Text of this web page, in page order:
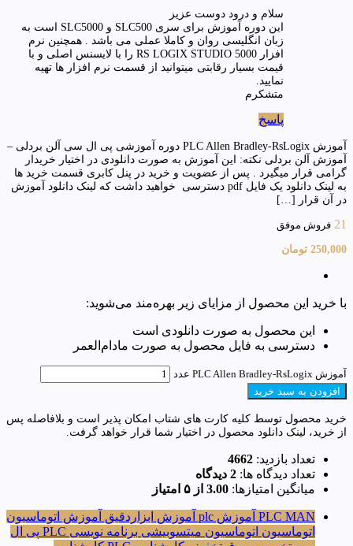
سلام و درود دوست عزیز
این دوره آموزش برای سری SLC500 و SLC5000 است به
زبان انگلیسی روان و کاملا عملی می باشد . همچنین نرم
افزار RS LOGIX STUDIO 5000 را با لایسنس اصلی و با
قیمت بسیار رقابتی میتوانید از قسمت نرم افزار ها تهیه
نمایید.
متشکرم
پاسخ
آموزش PLC Allen Bradley-RsLogix دوره آموزشی پی ال سی آلن بردلی –
آموزش آلن بردلی نکته: این آموزش به صورت دانلودی در اختیار خریدار
گرامی قرار میگیرد . پس از عضویت و خرید در پنل کابری قسمت خرید ها
به لینک دانلود یک فایل pdf دسترسی خواهید داشت که لینک دانلود آموزش
در آن قرار […]
21 فروش موفق
250,000 تومان
با خرید این محصول از مزایای زیر بهره‌مند می‌شوید:
این محصول به صورت دانلودی است
دسترسی به فایل محصول به صورت مادام‌العمر
آموزش PLC Allen Bradley-RsLogix عدد
افزودن به سبد خرید
خرید محصول توسط کلیه کارت های شتاب امکان پذیر است و بلافاصله پس
از خرید، لینک دانلود محصول در اختیار شما قرار خواهد گرفت.
تعداد بازدید: 4662
تعداد دیدگاه ها: 2 دیدگاه
میانگین امتیازها: 3.00 از ۵ امتیاز
PLC MAN آموزش plc آموزش ابزاردقیق آموزش اتوماسیون
اتوماسیون اتوماسیون میتسوبیشی برنامه نویسی PLC
پی ال